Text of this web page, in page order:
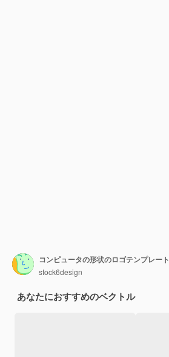
コンピュータの形状のロゴテンプレート
stock6design
あなたにおすすめのベクトル